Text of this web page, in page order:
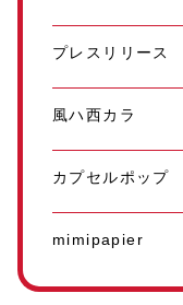
プレスリリース
風ハ西カラ
カプセルポップ
mimipapier